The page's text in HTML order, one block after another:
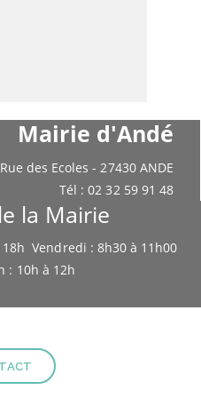
Mairie d'Andé
des Ecoles - 27430 ANDE
Tél : 02 32 59 91 48
la Mairie
Vendredi : 8h30 à 11h00
: 10h à 12h